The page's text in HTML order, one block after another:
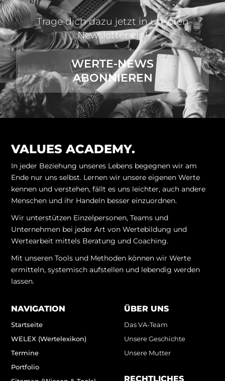
Trage dich dazu jetzt in unseren
Newsletter ein!
WERTE-NEWS
ABONNIEREN
VALUES ACADEMY.
In jeder Beziehung unseres Lebens begegnen wir am
Ende nur uns selbst. Lernen wir unsere eigenen Werte
kennen und verstehen, fällt es uns leichter, auch andere
Menschen und ihr Handeln besser einzuordnen.
Wir unterstützen Einzelpersonen, Teams und
Unternehmen bei jeder Art von Wertebildung und
Wertearbeit mittels Beratung und Coaching.
Mit unseren Tools und Methoden können wir Werte
ermitteln, systemisch aufstellen und lebendig werden
lassen.
NAVIGATION
Startseite
WELEX (Wertelexikon)
Termine
Portfolio
ÜBER UNS
Das VA-Team
Unsere Geschichte
Unsere Mutter
RECHTLICHES